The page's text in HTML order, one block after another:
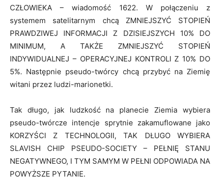
CZŁOWIEKA – wiadomość 1622. W połączeniu z
systemem satelitarnym chcą ZMNIEJSZYĆ STOPIEŃ
PRAWDZIWEJ INFORMACJI Z DZISIEJSZYCH 10% DO
MINIMUM, A TAKŻE ZMNIEJSZYĆ STOPIEŃ
INDYWIDUALNEJ – OPERACYJNEJ KONTROLI Z 10% DO
5%. Następnie pseudo-twórcy chcą przybyć na Ziemię
witani przez ludzi-marionetki.
Tak długo, jak ludzkość na planecie Ziemia wybiera
pseudo-twórcze intencje sprytnie zakamuflowane jako
KORZYŚCI Z TECHNOLOGII, TAK DŁUGO WYBIERA
SLAVISH CHIP PSEUDO-SOCIETY – PEŁNIĘ STANU
NEGATYWNEGO, I TYM SAMYM W PEŁNI ODPOWIADA NA
POWYŻSZE PYTANIE.